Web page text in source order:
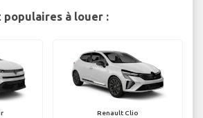
populaires à louer :
Renault Clio